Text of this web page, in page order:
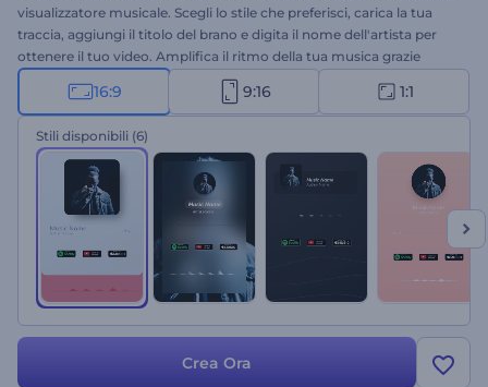
visualizzatore musicale. Scegli lo stile che preferisci, carica la tua
traccia, aggiungi il titolo del brano e digita il nome dell'artista per
ottenere il tuo video. Amplifica il ritmo della tua musica grazie
all'onda sonora reattiva. Prova subito questo strumento
minimalista per la promozione di album musicali!
16:9 9:16 1:1
Stili disponibili (6)
Crea Ora